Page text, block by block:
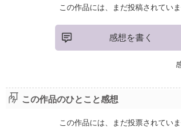
この作品には、まだ投稿されていま
感想を書く
この作品のひとこと感想
この作品には、まだ投票されていま